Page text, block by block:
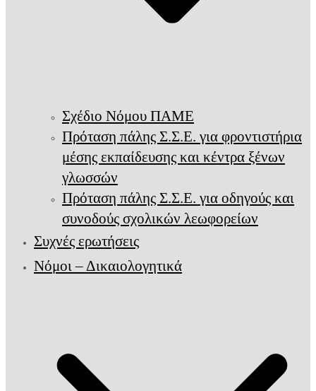
Σχέδιο Νόμου ΠΑΜΕ
Πρόταση πάλης Σ.Σ.Ε. για φροντιστήρια
μέσης εκπαίδευσης και κέντρα ξένων
γλωσσών
Πρόταση πάλης Σ.Σ.Ε. για οδηγούς και
συνοδούς σχολικών λεωφορείων
Συχνές ερωτήσεις
Νόμοι – Δικαιολογητικά